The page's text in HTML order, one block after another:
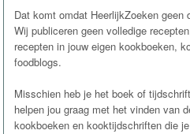
Dat komt omdat HeerlijkZoeken geen
Wij publiceren geen volledige
recepten in jouw eigen kookboeken,
foodblogs.
Misschien heb je het boek of
helpen jou graag met het vinden van
kookboeken en kooktijdschriften die